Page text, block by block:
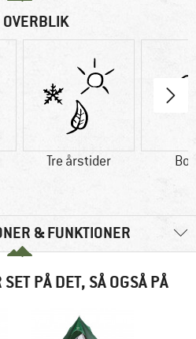
OVERBLIK
Tre årstider
& FUNKTIONER
PÅ DET, SÅ OGSÅ PÅ